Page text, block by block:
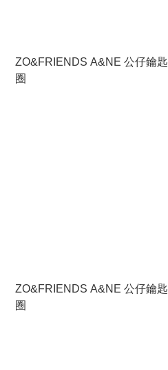
ZO&FRIENDS A&NE 公仔鑰匙
圈
ZO&FRIENDS A&NE 公仔鑰匙
圈